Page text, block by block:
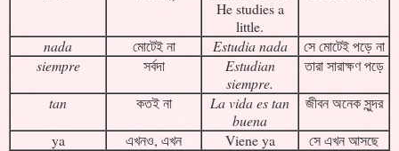
He studies a
little.
nada মোটেই না Estudia nada
সে মোটেই পড়ে না
siempre
সর্বদা
Estudian
siempre.
তারা সারাক্ষণ পড়ে
tan
কতই না
La vida es tan
buena
জীবন অনেক সুন্দর
ya
এখনও, এখন Viene ya
সে এখন আসছে